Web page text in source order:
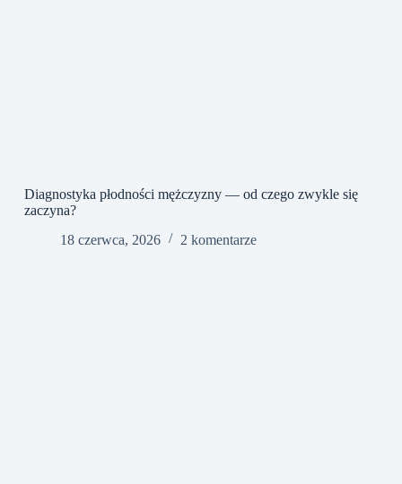
Diagnostyka płodności mężczyzny — od czego zwykle się
zaczyna?
18 czerwca, 2026
2 komentarze